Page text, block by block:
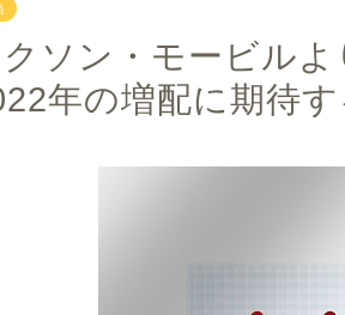
ソン・モービル
年の増配に期待